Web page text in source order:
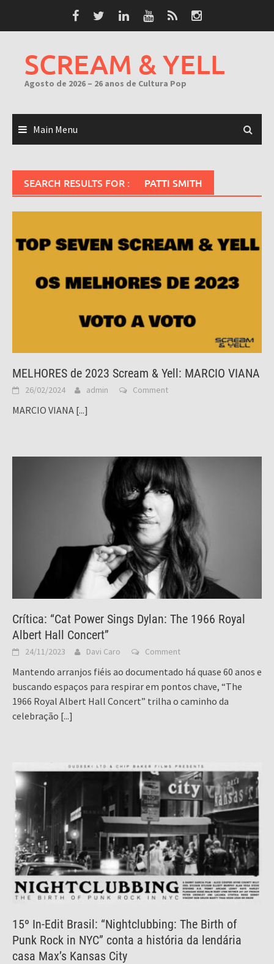
SCREAM & YELL
Agosto de 2026 – 26 anos de Cultura Pop
Main Menu
SEARCH RESULTS FOR : PATTI SMITH
MELHORES de 2023 Scream & Yell: MARCIO VIANA
26/02/2024 admin Comment
MARCIO VIANA [...]
Crítica: “Cat Power Sings Dylan: The 1966 Royal
Albert Hall Concert”
24/11/2023 Davi Caro Comment
Mantendo arranjos fiéis ao documentado há quase 60 anos e
buscando espaços para respirar em pontos chave, “The
1966 Royal Albert Hall Concert” trilha o caminho da
celebração [...]
15º In-Edit Brasil: “Nightclubbing: The Birth of
Punk Rock in NYC” conta a história da lendária
casa Max’s Kansas City